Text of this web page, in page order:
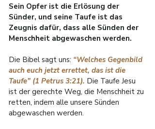
Sein Opfer ist die Erlösung der
Sünder, und seine Taufe ist das
Zeugnis dafür, dass alle Sünden der
Menschheit abgewaschen werden.
Die Bibel sagt uns: “Welches Gegenbild
auch euch jetzt errettet, das ist die
Taufe” (1 Petrus 3:21). Die Taufe Jesu
ist der gerechte Weg, die Menschheit zu
retten, indem alle unsere Sünden
abgewaschen werden.